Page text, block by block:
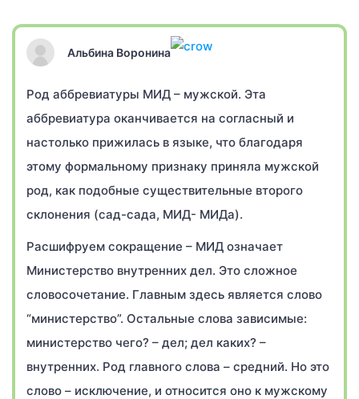
Альбина Воронина
Род аббревиатуры МИД – мужской. Эта
аббревиатура оканчивается на согласный и
настолько прижилась в языке, что благодаря
этому формальному признаку приняла мужской
род, как подобные существительные второго
склонения (сад-сада, МИД- МИДа).
Расшифруем сокращение – МИД означает
Министерство внутренних дел. Это сложное
словосочетание. Главным здесь является слово
“министерство”. Остальные слова зависимые:
министерство чего? – дел; дел каких? –
внутренних. Род главного слова – средний. Но это
слово – исключение, и относится оно к мужскому